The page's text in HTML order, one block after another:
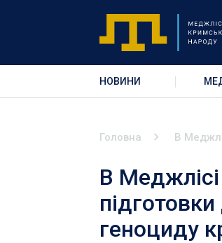
НОВИНИ
Головна В
В
геноциду